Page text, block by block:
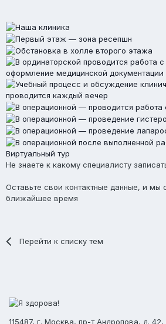
Виртуальный тур
Не знаете к какому специалисту
Оставьте свои контактные данные, и
ближайшее время
Перейти к списку тем
115487, г. Москва, пр-т Андропова, д. 42,